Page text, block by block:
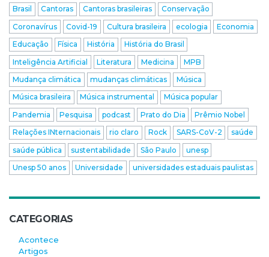
Brasil
Cantoras Cantoras brasileiras
Conservação
Coronavírus
Covid-19 Cultura brasileira ecologia
Economia
Educação
Física História
História do Brasil
Inteligência Artificial
Literatura Medicina
MPB
Mudança climática
mudanças climáticas
Música
Música brasileira
Música instrumental
Música popular
Pandemia
Pesquisa podcast Prato do Dia
Prêmio Nobel
Relações INternacionais
rio claro Rock SARS-CoV-2
saúde
saúde pública
sustentabilidade São Paulo
unesp
Unesp 50 anos
Universidade universidades estaduais paulistas
CATEGORIAS
Acontece
Artigos